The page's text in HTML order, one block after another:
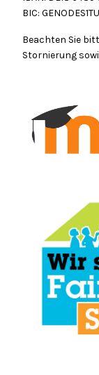
BIC:
Beachten Sie
Stornierung